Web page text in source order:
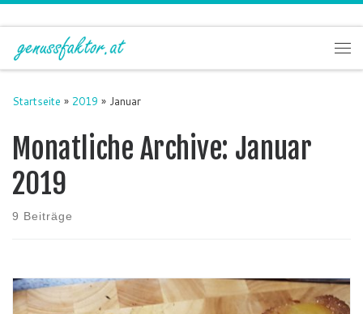
Zum Inhalt springen
Startseite » 2019 » Januar
Monatliche Archive: Januar
2019
9 Beiträge